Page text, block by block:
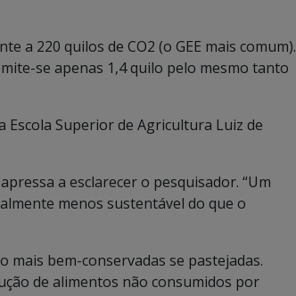
a 220 quilos de CO2 (o GEE mais comum).
se apenas 1,4 quilo pelo mesmo tanto
Superior de Agricultura Luiz de
a esclarecer o pesquisador. “Um
menos sustentável do que o
mais bem-conservadas se pastejadas.
de alimentos não consumidos por